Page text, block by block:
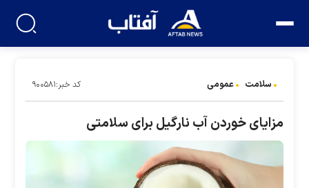
سلامت عمومی کد خبر:۹۰۰۵۸۱
مزایای خوردن آب نارگیل برای سلامتی